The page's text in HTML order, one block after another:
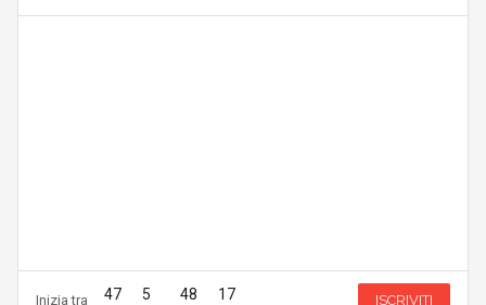
Inizia tra 47 5 48 16 ISCRIVITI